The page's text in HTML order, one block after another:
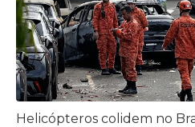
Helicópteros colidem no